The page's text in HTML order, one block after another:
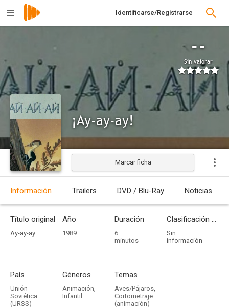
Identificarse/Registrarse
--
Sin valorar
¡Ay-ay-ay!
Estrenada
Marcar ficha
Información Trailers DVD / Blu-Ray Noticias
Título original
Ay-ay-ay
Año
1989
Duración
6
minutos
Clasificación por edades
Sin
información
País
Unión
Soviética
(URSS)
Géneros
Animación,
Infantil
Temas
Aves/Pájaros,
Cortometraje
(animación)